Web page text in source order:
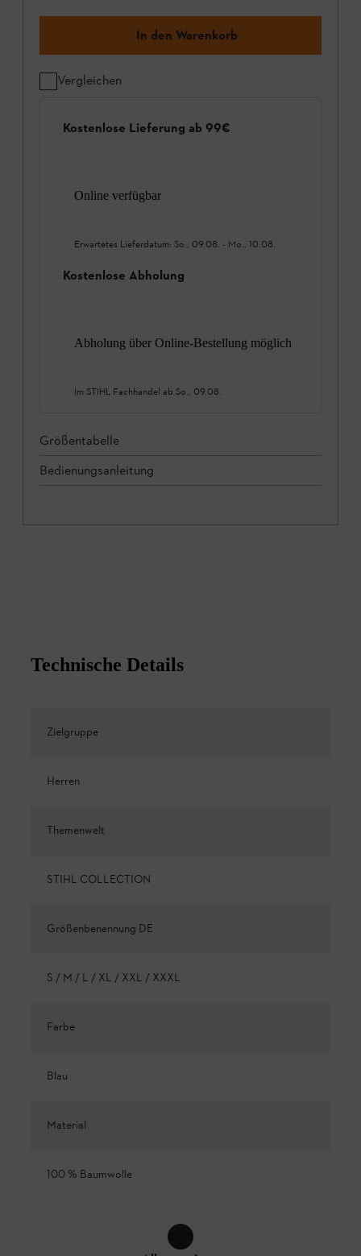
In den Warenkorb
Vergleichen
Kostenlose Lieferung ab 99€
Online verfügbar
Erwartetes Lieferdatum: So., 09.08. - Mo., 10.08.
Kostenlose Abholung
Abholung über Online-Bestellung möglich
Im STIHL Fachhandel ab So., 09.08.
Größentabelle
Bedienungsanleitung
Technische Details
Zielgruppe
Herren
Themenwelt
STIHL COLLECTION
Größenbenennung DE
S / M / L / XL / XXL / XXXL
Farbe
Blau
Material
100 % Baumwolle